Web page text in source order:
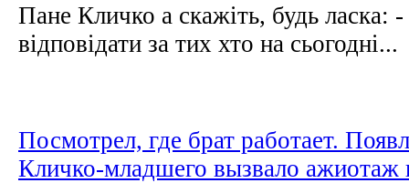
Пане Кличко а скажіть, будь ласка: -
відповідати за тих хто на сьогодні...
Посмотрел, где брат работает.
Кличко-младшего вызвало ажиотаж